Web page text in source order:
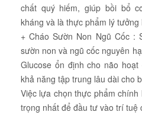
chất quý hiếm, giúp bồi bổ
kháng và là thực phẩm lý
+ Cháo Sườn Non Ngũ Cốc :
sườn non và ngũ cốc nguyên
Glucose ổn định cho não
khả năng tập trung lâu dài cho
Việc lựa chọn thực phẩm
trọng nhất để đầu tư vào trí tuệ